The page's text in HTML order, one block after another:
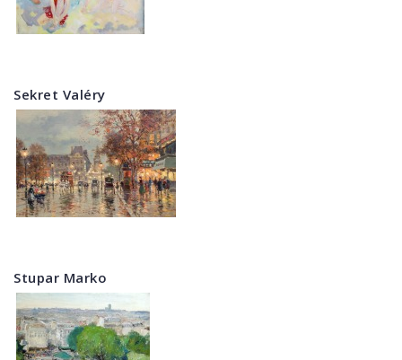
Sekret Valéry
Stupar Marko